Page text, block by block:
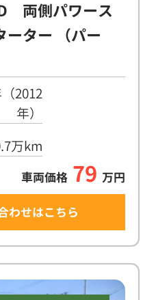
両側パワース
ーター （パー
2012
年）
万km
車両価格 79 万円
わせはこちら